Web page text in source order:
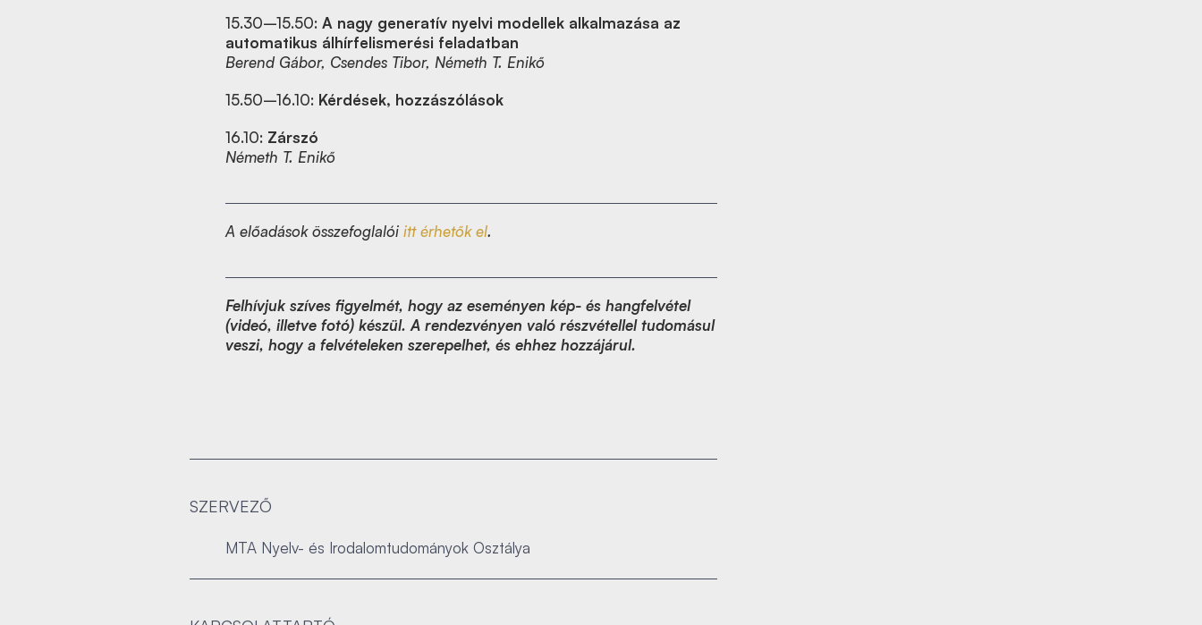
15.30–15.50: A nagy generatív nyelvi modellek alkalmazása az
automatikus álhírfelismerési feladatban
Berend Gábor, Csendes Tibor, Németh T. Enikő
15.50–16.10: Kérdések, hozzászólások
16.10: Zárszó
Németh T. Enikő
A előadások összefoglalói itt érhetők el.
Felhívjuk szíves figyelmét, hogy az eseményen kép- és hangfelvétel
(videó, illetve fotó) készül. A rendezvényen való részvétellel tudomásul
veszi, hogy a felvételeken szerepelhet, és ehhez hozzájárul.
SZERVEZŐ
MTA Nyelv- és Irodalomtudományok Osztálya